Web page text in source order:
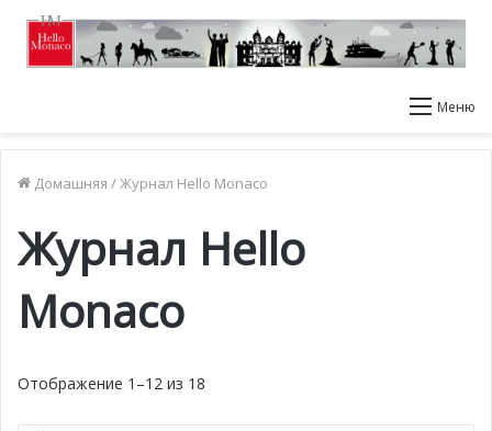
Меню
Домашняя /Журнал Hello Monaco
Журнал Hello
Monaco
Отображение 1–12 из 18